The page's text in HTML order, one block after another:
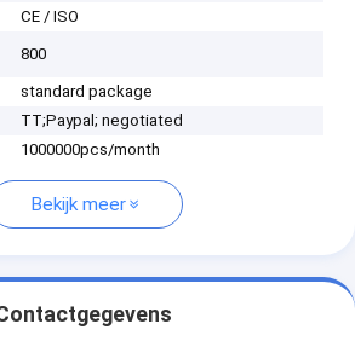
CE / ISO
800
standard package
TT;Paypal; negotiated
1000000pcs/month
Bekijk meer